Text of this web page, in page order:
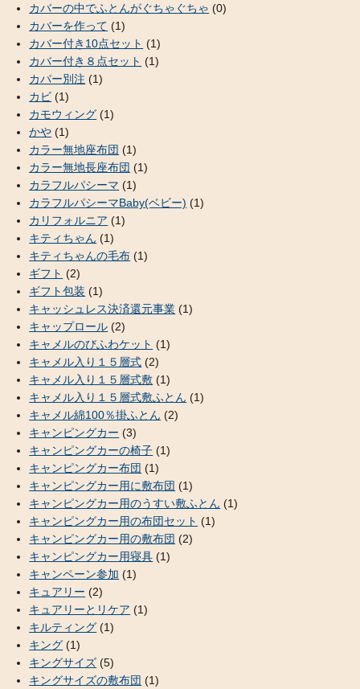
カバーの中でふとんがぐちゃぐちゃ (0)
カバーを作って (1)
カバー付き10点セット (1)
カバー付き８点セット (1)
カバー別注 (1)
カビ (1)
カモウィング (1)
かや (1)
カラー無地座布団 (1)
カラー無地長座布団 (1)
カラフルパシーマ (1)
カラフルパシーマBaby(ベビー) (1)
カリフォルニア (1)
キティちゃん (1)
キティちゃんの毛布 (1)
ギフト (2)
ギフト包装 (1)
キャッシュレス決済還元事業 (1)
キャップロール (2)
キャメルのびふわケット (1)
キャメル入り１５層式 (2)
キャメル入り１５層式敷 (1)
キャメル入り１５層式敷ふとん (1)
キャメル綿100％掛ふとん (2)
キャンピングカー (3)
キャンピングカーの椅子 (1)
キャンピングカー布団 (1)
キャンピングカー用に敷布団 (1)
キャンピングカー用のうすい敷ふとん (1)
キャンピングカー用の布団セット (1)
キャンピングカー用の敷布団 (2)
キャンピングカー用寝具 (1)
キャンペーン参加 (1)
キュアリー (2)
キュアリーとリケア (1)
キルティング (1)
キング (1)
キングサイズ (5)
キングサイズの敷布団 (1)